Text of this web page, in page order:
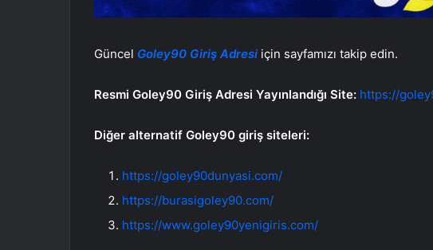
Güncel Goley90 Giriş Adresi için sayfamızı takip edin.
Resmi Goley90 Giriş Adresi Yayınlandığı Site: https://
Diğer alternatif Goley90 giriş siteleri:
https://goley90dunyasi.com/
https://burasigoley90.com/
https://www.goley90yenigiris.com/